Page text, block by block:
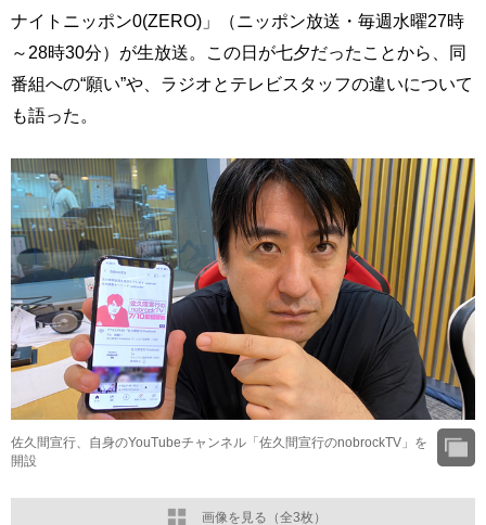
ナイトニッポン0(ZERO)」（ニッポン放送・毎週水曜27時
～28時30分）が生放送。この日が七夕だったことから、同
番組への“願い”や、ラジオとテレビスタッフの違いについて
も語った。
画像を見る（全3枚）
佐久間宣行、自身のYouTubeチャンネル「佐久間宣行のnobrockTV」を
開設